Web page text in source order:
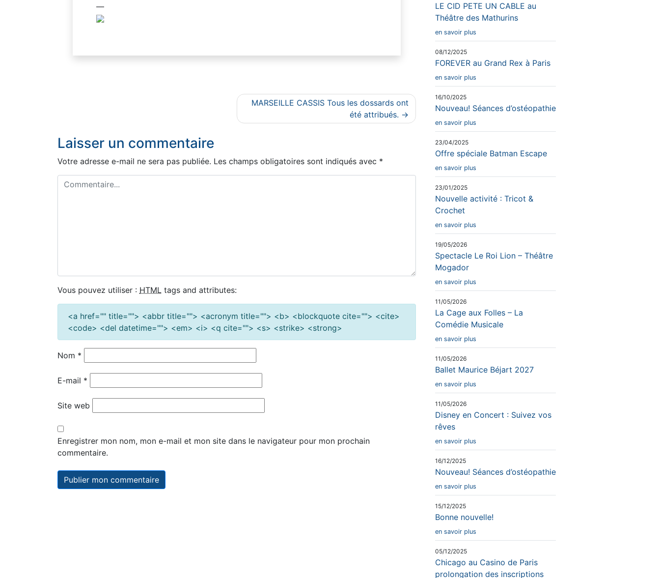
—
l’article
MARSEILLE CASSIS Tous les dossards ont
été attribués.
Laisser un commentaire
Votre adresse e-mail ne sera pas publiée. Les champs obligatoires sont indiqués avec *
Vous pouvez utiliser : HTML tags and attributes:
<a href="" title=""> <abbr title=""> <acronym title=""> <b> <blockquote cite=""> <cite>
<code> <del datetime=""> <em> <i> <q cite=""> <s> <strike> <strong>
Nom *
E-mail *
Site web
Enregistrer mon nom, mon e-mail et mon site dans le navigateur pour mon prochain
commentaire.
LE CID PETE UN CABLE au
Théâtre des Mathurins
en savoir plus
08/12/2025
FOREVER au Grand Rex à Paris
en savoir plus
16/10/2025
Nouveau! Séances d’ostéopathie
en savoir plus
23/04/2025
Offre spéciale Batman Escape
en savoir plus
23/01/2025
Nouvelle activité : Tricot &
Crochet
en savoir plus
19/05/2026
Spectacle Le Roi Lion – Théâtre
Mogador
en savoir plus
11/05/2026
La Cage aux Folles – La
Comédie Musicale
en savoir plus
11/05/2026
Ballet Maurice Béjart 2027
en savoir plus
11/05/2026
Disney en Concert : Suivez vos
rêves
en savoir plus
16/12/2025
Nouveau! Séances d’ostéopathie
en savoir plus
15/12/2025
Bonne nouvelle!
en savoir plus
05/12/2025
Chicago au Casino de Paris
prolongation des inscriptions